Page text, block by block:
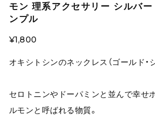
モン 理系アクセサリー シルバ
ンプル
¥1,800
オキシトシンのネックレス（ゴールド・
セロトニンやドーパミンと並んで幸せ
ルモンと呼ばれる物質。